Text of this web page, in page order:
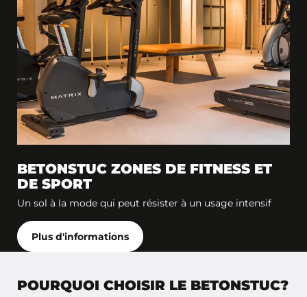
BETONSTUC ZONES DE FITNESS ET
DE SPORT
Un sol à la mode qui peut résister à un usage intensif
Plus d'informations
POURQUOI CHOISIR LE BETONSTUC?